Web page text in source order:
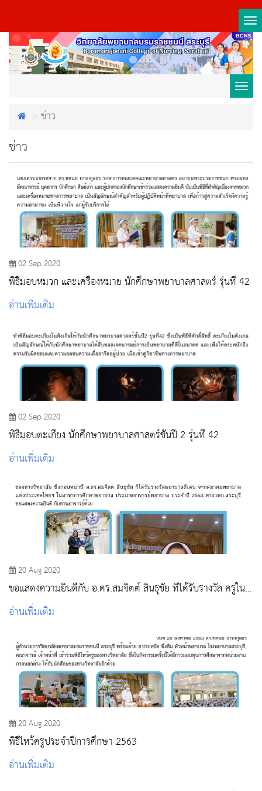
ข่าว
ข่าว
02 Sep 2020
พิธีมอบหมวก และเครื่องหมาย นักศึกษาพยาบาลศาสตร์ รุ่นที่ 42
อ่านเพิ่มเติม
02 Sep 2020
พิธีมอบตะเกียง นักศึกษาพยาบาลศาสตร์ชั้นปี 2 รุ่นที่ 42
อ่านเพิ่มเติม
20 Aug 2020
ขอแสดงความยินดีกับ อ.ดร.สมจิตต์ สินธุชัย ที่ได้รับรางวัล ครูใน
ดวงใจ และ พยาบาลดีเด่นจากสมาคมพยาบาลแห่งประเทศไทยฯ
อ่านเพิ่มเติม
20 Aug 2020
พิธีไหว้ครูประจําปีการศึกษา 2563
อ่านเพิ่มเติม